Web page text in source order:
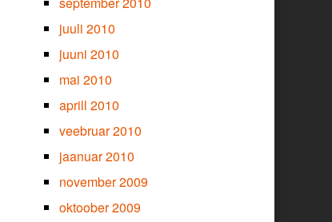
juuli 2010
juuni 2010
mai 2010
aprill 2010
veebruar 2010
jaanuar 2010
november 2009
oktoober 2009